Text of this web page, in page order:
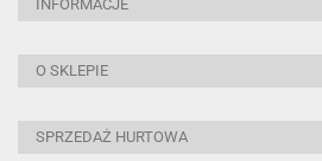
INFORMACJE
O SKLEPIE
SPRZEDAŻ HURTOWA